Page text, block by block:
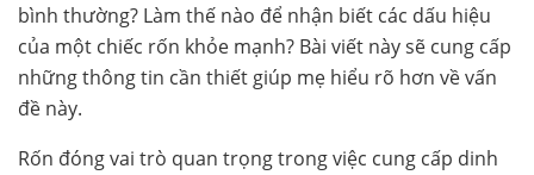
bình thường? Làm thế nào để nhận biết các dấu hiệu
của một chiếc rốn khỏe mạnh? Bài viết này sẽ cung cấp
những thông tin cần thiết giúp mẹ hiểu rõ hơn về vấn
đề này.
Rốn đóng vai trò quan trọng trong việc cung cấp dinh